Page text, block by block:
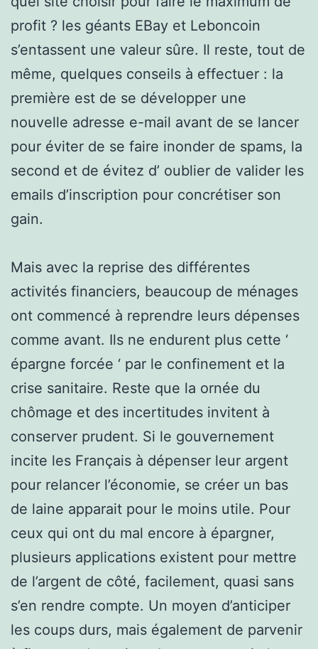
profit ? les géants EBay et Leboncoin
s’entassent une valeur sûre. Il reste, tout de
même, quelques conseils à effectuer : la
première est de se développer une
nouvelle adresse e-mail avant de se lancer
pour éviter de se faire inonder de spams, la
second et de évitez d’ oublier de valider les
emails d’inscription pour concrétiser son
gain.
Mais avec la reprise des différentes
activités financiers, beaucoup de ménages
ont commencé à reprendre leurs dépenses
comme avant. Ils ne endurent plus cette ‘
épargne forcée ‘ par le confinement et la
crise sanitaire. Reste que la ornée du
chômage et des incertitudes invitent à
conserver prudent. Si le gouvernement
incite les Français à dépenser leur argent
pour relancer l’économie, se créer un bas
de laine apparait pour le moins utile. Pour
ceux qui ont du mal encore à épargner,
plusieurs applications existent pour mettre
de l’argent de côté, facilement, quasi sans
s’en rendre compte. Un moyen d’anticiper
les coups durs, mais également de parvenir